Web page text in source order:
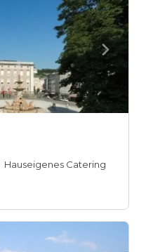
Hauseigenes Catering